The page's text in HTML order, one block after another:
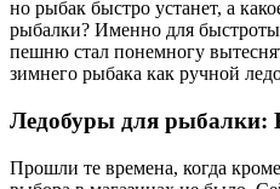
но рыбак быстро устанет, а
рыбалки? Именно для
пешню стал понемногу
зимнего рыбака как ручной
Ледобуры для рыбалки:
Прошли те времена, когда